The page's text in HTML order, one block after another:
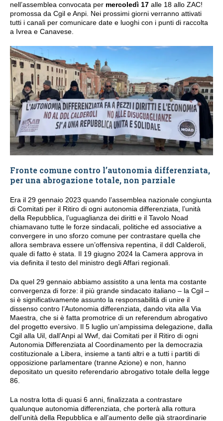
nell’assemblea convocata per mercoledì 17 alle 18 allo ZAC!
promossa da Cgil e Anpi. Nei prossimi giorni verranno attivati
tutti i canali per comunicare date e luoghi con i punti di raccolta
a Ivrea e Canavese.
Fronte comune contro l’autonomia differenziata,
per una abrogazione totale, non parziale
Era il 29 gennaio 2023 quando l’assemblea nazionale congiunta
di Comitati per il Ritiro di ogni autonomia differenziata, l’unità
della Repubblica, l’uguaglianza dei diritti e il Tavolo Noad
chiamavano tutte le forze sindacali, politiche ed associative a
convergere in uno sforzo comune per contrastare quella che
allora sembrava essere un’offensiva repentina, il ddl Calderoli,
quale di fatto è stata. Il 19 giugno 2024 la Camera approva in
via definita il testo del ministro degli Affari regionali.
Da quel 29 gennaio abbiamo assistito a una lenta ma costante
convergenza di forze: il più grande sindacato italiano – la Cgil –
si è significativamente assunto la responsabilità di unire il
dissenso contro l’Autonomia differenziata, dando vita alla Via
Maestra, che si è fatta promotrice di un referendum abrogativo
del progetto eversivo. Il 5 luglio un’ampissima delegazione, dalla
Cgil alla Uil, dall’Anpi al Wwf, dai Comitati per il Ritiro di ogni
Autonomia Differenziata al Coordinamento per la democrazia
costituzionale a Libera, insieme a tanti altri e a tutti i partiti di
opposizione parlamentare (tranne Azione) e non, hanno
depositato un quesito referendario abrogativo totale della legge
86.
La nostra lotta di quasi 6 anni, finalizzata a contrastare
qualunque autonomia differenziata, che porterà alla rottura
dell’unità della Repubblica e all’aumento delle già straordinarie